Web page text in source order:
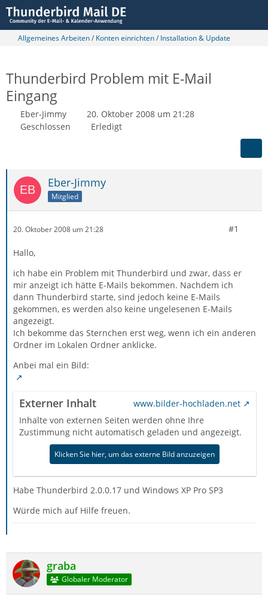
Allgemeines Arbeiten / Konten einrichten / Installation & Update
Thunderbird Problem mit E-Mail
Eingang
Eber-Jimmy
20. Oktober 2008 um 21:28
Geschlossen
Erledigt
Eber-Jimmy
Mitglied
20. Oktober 2008 um 21:28 #1
Hallo,
ich habe ein Problem mit Thunderbird und zwar, dass er
mir anzeigt ich hätte E-Mails bekommen. Nachdem ich
dann Thunderbird starte, sind jedoch keine E-Mails
gekommen, es werden also keine ungelesenen E-Mails
angezeigt.
Ich bekomme das Sternchen erst weg, wenn ich ein anderen
Ordner im Lokalen Ordner anklicke.
Anbei mal ein Bild:
Externer Inhalt
www.bilder-hochladen.net
Inhalte von externen Seiten werden ohne Ihre
Zustimmung nicht automatisch geladen und angezeigt.
Klicken Sie hier, um das externe Bild anzuzeigen
Habe Thunderbird 2.0.0.17 und Windows XP Pro SP3
Würde mich auf Hilfe freuen.
graba
Globaler Moderator